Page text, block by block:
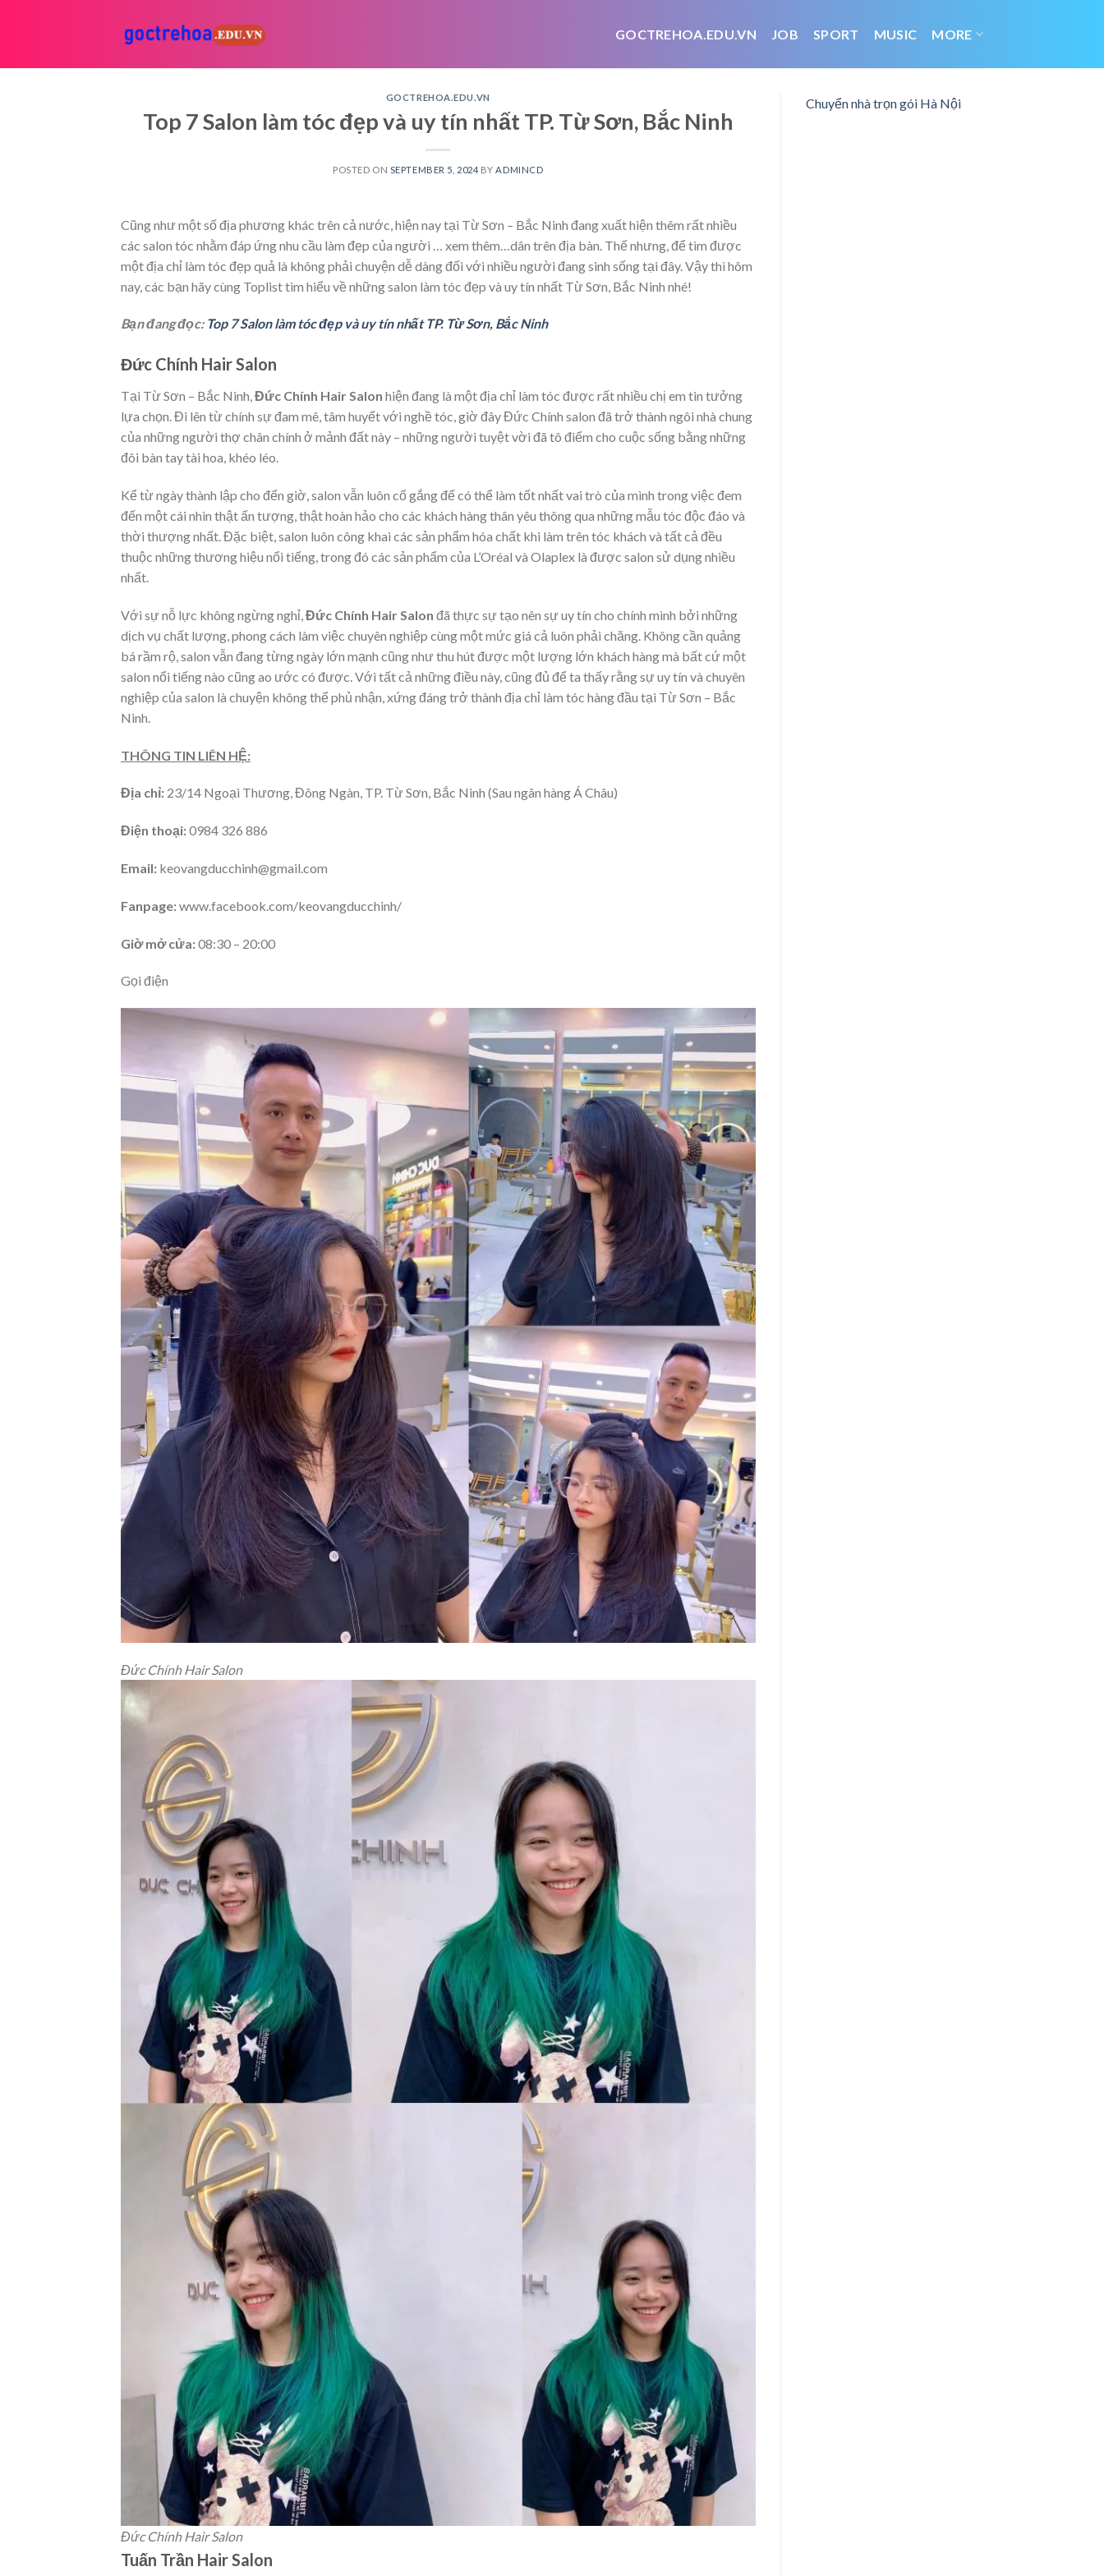
GOCTREHOA.EDU.VN JOB SPORT MUSIC MORE
GOCTREHOA.EDU.VN
Top 7 Salon làm tóc đẹp và uy tín nhất TP. Từ Sơn, Bắc Ninh
POSTED ON SEPTEMBER 5, 2024 BY ADMINCD
Cũng như một số địa phương khác trên cả nước, hiện nay tại Từ Sơn – Bắc Ninh đang xuất hiện thêm rất nhiều
các salon tóc nhằm đáp ứng nhu cầu làm đẹp của người
… xem thêm… dân trên địa bàn. Thế nhưng, để tìm được
một địa chỉ làm tóc đẹp quả là không phải chuyện dễ dàng đối với nhiều người đang sinh sống tại đây. Vậy thì hôm
nay, các bạn hãy cùng Toplist tìm hiểu về những salon làm tóc đẹp và uy tín nhất Từ Sơn, Bắc Ninh nhé!
Bạn đang đọc: Top 7 Salon làm tóc đẹp và uy tín nhất TP. Từ Sơn, Bắc Ninh
Đức Chính Hair Salon
Tại Từ Sơn – Bắc Ninh,Đức Chính Hair Salon hiện đang là một địa chỉ làm tóc được rất nhiều chị em tin tưởng
lựa chọn. Đi lên từ chính sự đam mê, tâm huyết với nghề tóc, giờ đây Đức Chính salon đã trở thành ngôi nhà chung
của những người thợ chân chính ở mảnh đất này – những người tuyệt vời đã tô điểm cho cuộc sống bằng những
đôi bàn tay tài hoa, khéo léo.
Kể từ ngày thành lập cho đến giờ, salon vẫn luôn cố gắng để có thể làm tốt nhất vai trò của mình trong việc đem
đến một cái nhìn thật ấn tượng, thật hoàn hảo cho các khách hàng thân yêu thông qua những mẫu tóc độc đáo và
thời thượng nhất. Đặc biệt, salon luôn công khai các sản phẩm hóa chất khi làm trên tóc khách và tất cả đều
thuộc những thương hiệu nổi tiếng, trong đó các sản phẩm của L’Oréal và Olaplex là được salon sử dụng nhiều
nhất.
Với sự nỗ lực không ngừng nghỉ, Đức Chính Hair Salon đã thực sự tạo nên sự uy tín cho chính mình bởi những
dịch vụ chất lượng, phong cách làm việc chuyên nghiệp cùng một mức giá cả luôn phải chăng. Không cần quảng
bá rầm rộ, salon vẫn đang từng ngày lớn mạnh cũng như thu hút được một lượng lớn khách hàng mà bất cứ một
salon nổi tiếng nào cũng ao ước có được. Với tất cả những điều này, cũng đủ để ta thấy rằng sự uy tín và chuyên
nghiệp của salon là chuyện không thể phủ nhận, xứng đáng trở thành địa chỉ làm tóc hàng đầu tại Từ Sơn – Bắc
Ninh.
THÔNG TIN LIÊN HỆ:
Địa chỉ: 23/14 Ngoại Thương, Đông Ngàn, TP. Từ Sơn, Bắc Ninh (Sau ngân hàng Á Châu)
Điện thoại:0984 326 886
Email: keovangducchinh@gmail.com
Fanpage:www.facebook.com/keovangducchinh/
Giờ mở cửa:08:30 – 20:00
Gọi điện
Đức Chính Hair Salon
Đức Chính Hair Salon
Tuấn Trần Hair Salon
Chuyển nhà trọn gói Hà Nội